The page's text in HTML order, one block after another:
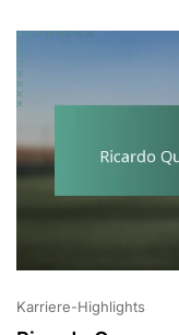
Karriere-Highlights